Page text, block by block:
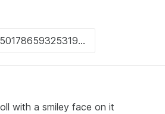
with a smiley face on it